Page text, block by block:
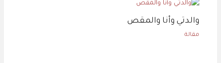
والدتي وأنا والمقص
مقالة